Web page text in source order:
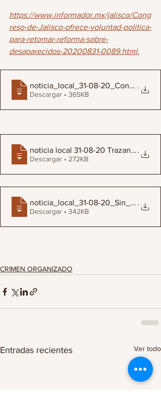
https://www.informador.mx/jalisco/Cong
reso-de-Jalisco-ofrece-voluntad-politica-
para-retomar-reforma-sobre-
desaparecidos-20200831-0089.html.
noticia_local_31-08- .
Descargar • 365KB
noticia local 31-08-20 Trazan nueva
.
Descargar • 272KB
noticia_local_31-08- .
Descargar • 342KB
CRIMEN ORGANIZADO
Entradas recientes Ver todo